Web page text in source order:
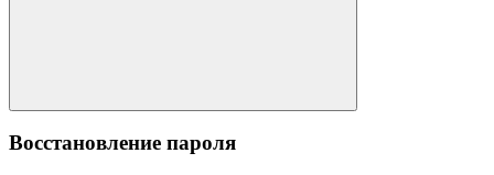
Восстановление пароля